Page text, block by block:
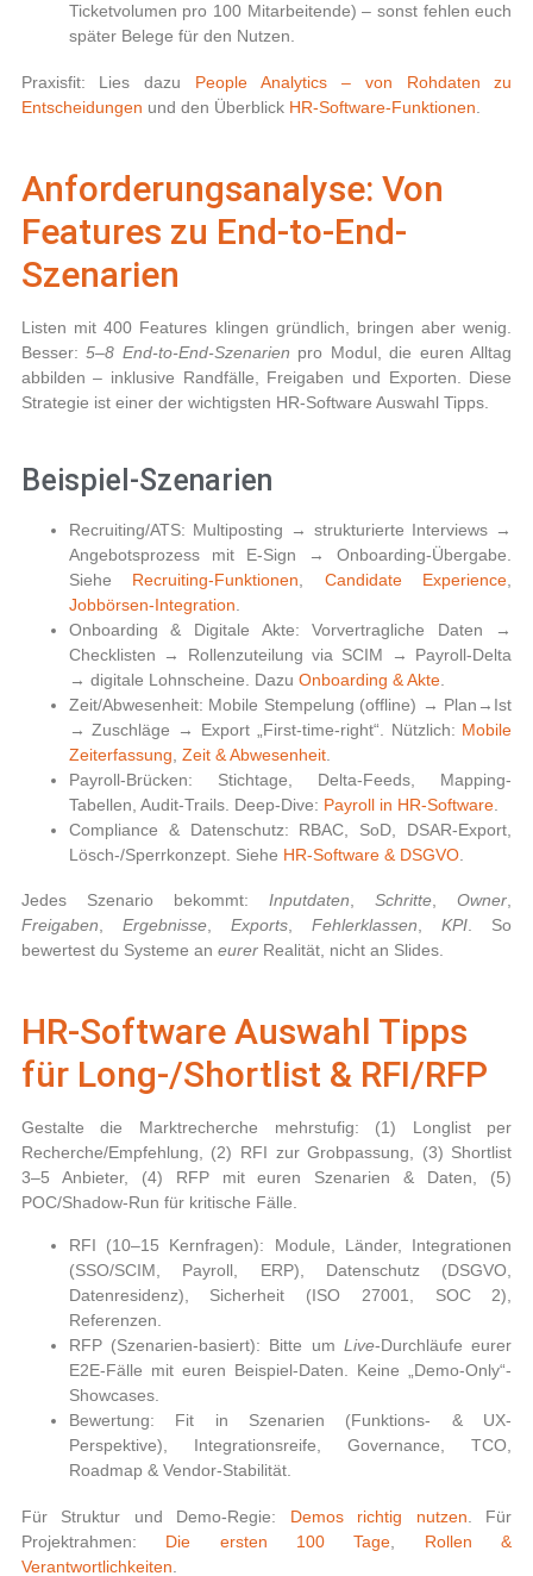
Ticketvolumen pro 100 Mitarbeitende) – sonst fehlen euch
später Belege für den Nutzen.
Praxisfit: Lies dazu People Analytics – von Rohdaten zu
Entscheidungen und den Überblick HR-Software-Funktionen
Anforderungsanalyse: Von
Features zu End-to-End-
Szenarien
Listen mit 400 Features klingen gründlich, bringen aber wenig.
Besser:5–8 End-to-End-Szenarien pro Modul, die euren Alltag
abbilden – inklusive Randfälle, Freigaben und Exporten. Diese
Strategie ist einer der wichtigsten HR-Software Auswahl Tipps.
Beispiel-Szenarien
Recruiting/ATS: Multiposting → strukturierte Interviews →
Angebotsprozess mit E-Sign → Onboarding-Übergabe.
Siehe Recruiting-Funktionen Candidate Experience
Jobbörsen-Integration
Onboarding & Digitale Akte: Vorvertragliche Daten →
Checklisten → Rollenzuteilung via SCIM → Payroll-Delta
→ digitale Lohnscheine. Dazu Onboarding & Akte.
Zeit/Abwesenheit: Mobile Stempelung (offline) → Plan→Ist
→ Zuschläge → Export „First-time-right“. Nützlich: Mobile
Zeiterfassung Zeit & Abwesenheit.
Payroll-Brücken: Stichtage, Delta-Feeds, Mapping-
Tabellen, Audit-Trails. Deep-Dive: Payroll in HR-Software.
Compliance & Datenschutz: RBAC, SoD, DSAR-Export,
Lösch-/Sperrkonzept. Siehe HR-Software & DSGVO.
Jedes Szenario bekommt:Inputdaten,Schritte,Owner,
Freigaben, Ergebnisse, Exports,Fehlerklassen,KPI. So
bewertest du Systeme an eurerRealität, nicht an Slides.
HR-Software Auswahl Tipps
für Long-/Shortlist & RFI/RFP
Gestalte die Marktrecherche mehrstufig: (1) Longlist per
Recherche/Empfehlung, (2) RFI zur Grobpassung, (3) Shortlist
3–5 Anbieter, (4) RFP mit euren Szenarien & Daten, (5)
POC/Shadow-Run für kritische Fälle.
RFI (10–15 Kernfragen): Module, Länder, Integrationen
(SSO/SCIM, Payroll, ERP), Datenschutz (DSGVO,
Datenresidenz), Sicherheit (ISO 27001, SOC 2),
Referenzen.
RFP (Szenarien-basiert): Bitte umLive-Durchläufe eurer
E2E-Fälle mit euren Beispiel-Daten. Keine „Demo-Only“-
Showcases.
Bewertung: Fit in Szenarien (Funktions- & UX-
Perspektive), Integrationsreife, Governance, TCO,
Roadmap & Vendor-Stabilität.
Für Struktur und Demo-Regie: Demos richtig nutzen . Für
Projektrahmen: Die ersten 100 Tage
Rollen &
Verantwortlichkeiten